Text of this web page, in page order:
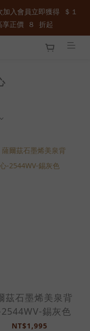
入會員立即獲得  ＄１
享正價  ８  折起
入會員立即獲得  ＄１
享正價  ８  折起
享額外秘密折扣
入會員立即獲得  ＄１
茲石墨烯美泉背
錫灰色
NT$1,995